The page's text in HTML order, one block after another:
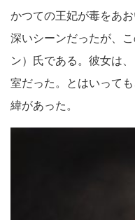
かつての王妃が毒をあ
深いシーンだったが、
ン）氏である。彼女は
室だった。とはいって
緯があった。